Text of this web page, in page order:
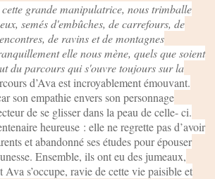
grande manipulatrice, nous trimballe
semés d'embûches, de carrefours, de
de ravins et de montagnes
elle nous mène, quels que soient
du parcours qui s'ouvre toujours sur la
d’Ava est incroyablement émouvant.
son empathie envers son personnage
de se glisser dans la peau de celle- ci.
heureuse : elle ne regrette pas d’avoir
et abandonné ses études pour épouser
Ensemble, ils ont eu des jumeaux,
Ava s’occupe, ravie de cette vie paisible et